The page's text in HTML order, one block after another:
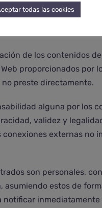
de virus, malwares,
por los
terceras personas
de los contenidos
proporcionados por
preste directamente.
alguna por
validez y
externas
son personales,
estos de
inmediatamente
todas las cookies